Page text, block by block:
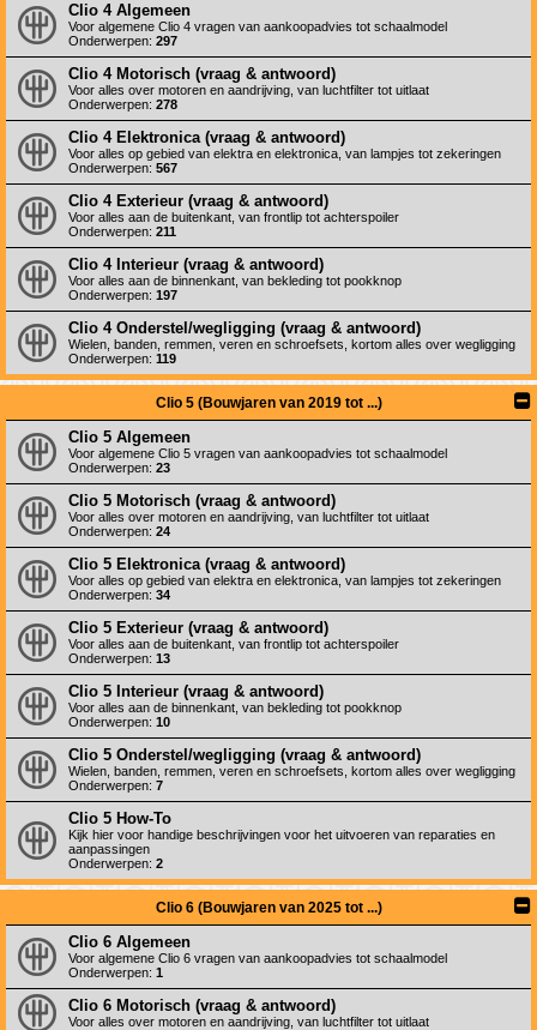
Clio 4 Algemeen
Voor algemene Clio 4 vragen van aankoopadvies tot schaalmodel
Onderwerpen: 297
Clio 4 Motorisch (vraag & antwoord)
Voor alles over motoren en aandrijving, van luchtfilter tot uitlaat
Onderwerpen: 278
Clio 4 Elektronica (vraag & antwoord)
Voor alles op gebied van elektra en elektronica, van lampjes tot zekeringen
Onderwerpen: 567
Clio 4 Exterieur (vraag & antwoord)
Voor alles aan de buitenkant, van frontlip tot achterspoiler
Onderwerpen: 211
Clio 4 Interieur (vraag & antwoord)
Voor alles aan de binnenkant, van bekleding tot pookknop
Onderwerpen: 197
Clio 4 Onderstel/wegligging (vraag & antwoord)
Wielen, banden, remmen, veren en schroefsets, kortom alles over wegligging
Onderwerpen: 119
Clio 5 (Bouwjaren van 2019 tot ...)
Clio 5 Algemeen
Voor algemene Clio 5 vragen van aankoopadvies tot schaalmodel
Onderwerpen: 23
Clio 5 Motorisch (vraag & antwoord)
Voor alles over motoren en aandrijving, van luchtfilter tot uitlaat
Onderwerpen: 24
Clio 5 Elektronica (vraag & antwoord)
Voor alles op gebied van elektra en elektronica, van lampjes tot zekeringen
Onderwerpen: 34
Clio 5 Exterieur (vraag & antwoord)
Voor alles aan de buitenkant, van frontlip tot achterspoiler
Onderwerpen: 13
Clio 5 Interieur (vraag & antwoord)
Voor alles aan de binnenkant, van bekleding tot pookknop
Onderwerpen: 10
Clio 5 Onderstel/wegligging (vraag & antwoord)
Wielen, banden, remmen, veren en schroefsets, kortom alles over wegligging
Onderwerpen: 7
Clio 5 How-To
Kijk hier voor handige beschrijvingen voor het uitvoeren van reparaties en
aanpassingen
Onderwerpen: 2
Clio 6 (Bouwjaren van 2025 tot ...)
Clio 6 Algemeen
Voor algemene Clio 6 vragen van aankoopadvies tot schaalmodel
Onderwerpen: 1
Clio 6 Motorisch (vraag & antwoord)
Voor alles over motoren en aandrijving, van luchtfilter tot uitlaat